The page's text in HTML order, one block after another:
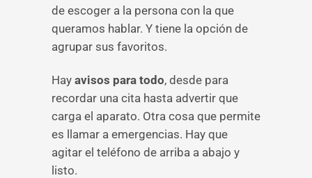
de escoger a la persona con la que
queramos hablar. Y tiene la opción de
agrupar sus favoritos.
Hay avisos para todo, desde para
recordar una cita hasta advertir que
carga el aparato. Otra cosa que permite
es llamar a emergencias. Hay que
agitar el teléfono de arriba a abajo y
listo.